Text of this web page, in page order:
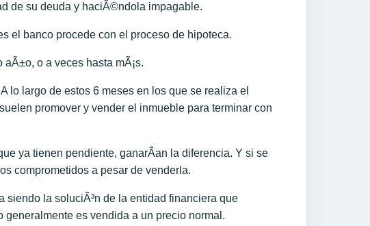
de su deuda y haciÃ©ndola impagable.
el banco procede con el proceso de hipoteca.
o a veces hasta mÃ¡s.
lo largo de estos 6 meses en los que se realiza el
promover y vender el inmueble para terminar con
ya tienen pendiente, ganarÃ­an la diferencia. Y si se
comprometidos a pesar de venderla.
la soluciÃ³n de la entidad financiera que
es vendida a un precio normal.